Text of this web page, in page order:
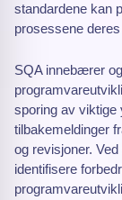
standardene kan
prosessene
SQA innebærer
sporing av viktige
tilbakemeldinger
og revisjoner.
identifisere